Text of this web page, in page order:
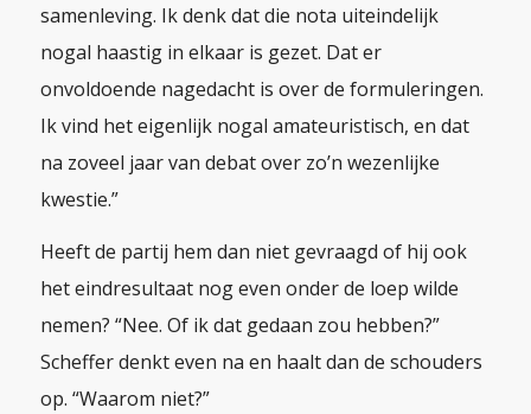
samenleving. Ik denk dat die nota uiteindelijk
nogal haastig in elkaar is gezet. Dat er
onvoldoende nagedacht is over de formuleringen.
Ik vind het eigenlijk nogal amateuristisch, en dat
na zoveel jaar van debat over zo’n wezenlijke
kwestie.”
Heeft de partij hem dan niet gevraagd of hij ook
het eindresultaat nog even onder de loep wilde
nemen? “Nee. Of ik dat gedaan zou hebben?”
Scheffer denkt even na en haalt dan de schouders
op. “Waarom niet?”